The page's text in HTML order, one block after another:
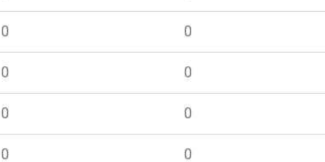
0 0
0 0
0 0
0 0